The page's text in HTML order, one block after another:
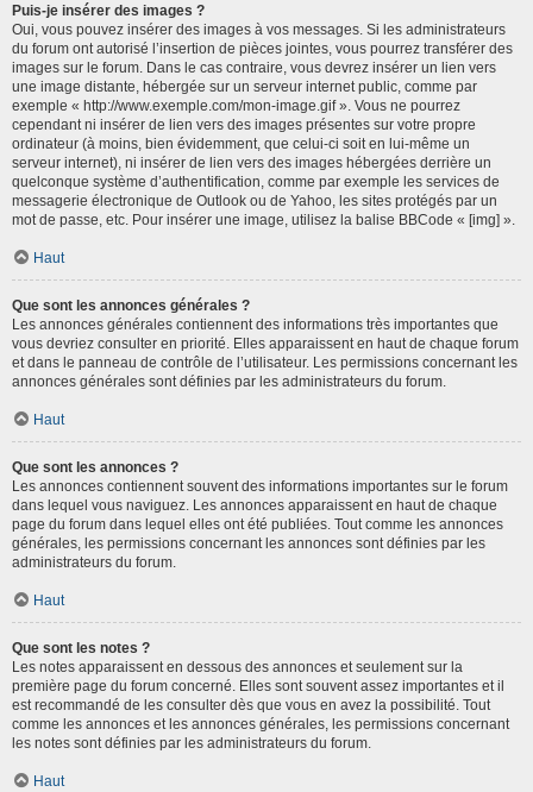
Puis-je insérer des images ?
Oui, vous pouvez insérer des images à vos messages. Si les administrateurs
du forum ont autorisé l’insertion de pièces jointes, vous pourrez transférer des
images sur le forum. Dans le cas contraire, vous devrez insérer un lien vers
une image distante, hébergée sur un serveur internet public, comme par
exemple « http://www.exemple.com/mon-image.gif ». Vous ne pourrez
cependant ni insérer de lien vers des images présentes sur votre propre
ordinateur (à moins, bien évidemment, que celui-ci soit en lui-même un
serveur internet), ni insérer de lien vers des images hébergées derrière un
quelconque système d’authentification, comme par exemple les services de
messagerie électronique de Outlook ou de Yahoo, les sites protégés par un
mot de passe, etc. Pour insérer une image, utilisez la balise BBCode « [img] ».
Haut
Que sont les annonces générales ?
Les annonces générales contiennent des informations très importantes que
vous devriez consulter en priorité. Elles apparaissent en haut de chaque forum
et dans le panneau de contrôle de l’utilisateur. Les permissions concernant les
annonces générales sont définies par les administrateurs du forum.
Haut
Que sont les annonces ?
Les annonces contiennent souvent des informations importantes sur le forum
dans lequel vous naviguez. Les annonces apparaissent en haut de chaque
page du forum dans lequel elles ont été publiées. Tout comme les annonces
générales, les permissions concernant les annonces sont définies par les
administrateurs du forum.
Haut
Que sont les notes ?
Les notes apparaissent en dessous des annonces et seulement sur la
première page du forum concerné. Elles sont souvent assez importantes et il
est recommandé de les consulter dès que vous en avez la possibilité. Tout
comme les annonces et les annonces générales, les permissions concernant
les notes sont définies par les administrateurs du forum.
Haut